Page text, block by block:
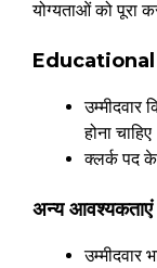
योग्यताओं को पूरा
उम्मीदवार
होना चाहिए
क्लर्क पद
अन्य आवश्यकताएं
उम्मीदवार